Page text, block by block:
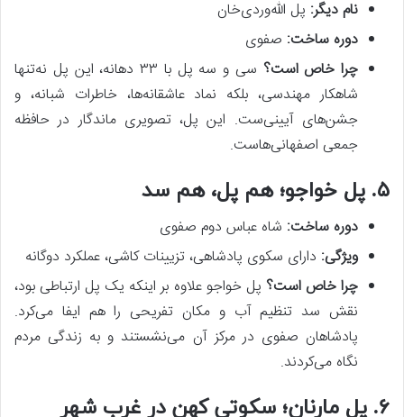
نام دیگر: پل الله‌وردی‌خان
دوره ساخت: صفوی
چرا خاص است؟
سی و سه پل با ۳۳ دهانه، این پل نه‌تنها
شاهکار مهندسی، بلکه نماد عاشقانه‌ها، خاطرات شبانه، و
جشن‌های آیینی‌ست. این پل، تصویری ماندگار در حافظه
جمعی اصفهانی‌هاست.
۵. پل خواجو؛ هم پل، هم سد
دوره ساخت: شاه عباس دوم صفوی
ویژگی: دارای سکوی پادشاهی، تزیینات کاشی، عملکرد دوگانه
چرا خاص است؟ پل خواجو علاوه بر اینکه یک پل ارتباطی بود،
نقش سد تنظیم آب و مکان تفریحی را هم ایفا می‌کرد.
پادشاهان صفوی در مرکز آن می‌نشستند و به زندگی مردم
نگاه می‌کردند.
۶. پل مارنان؛ سکوتی کهن در غرب شهر